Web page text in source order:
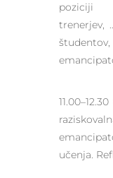
poziciji
trenerjev,
učenja.